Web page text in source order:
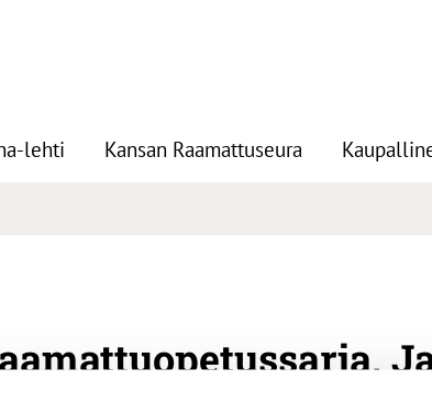
lehti Kansan Raamattuseura